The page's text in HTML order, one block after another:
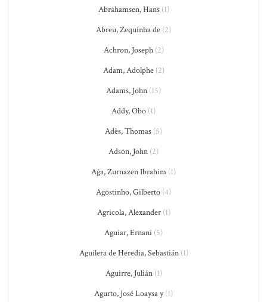
Abrahamsen, Hans(1)
Abreu, Zequinha de (2)
Achron, Joseph(2)
Adam, Adolphe(2)
Adams, John (15)
Addy, Obo (1)
Adès, Thomas (5)
Adson, John (2)
Ağa, Zurnazen Ibrahim (1)
Agostinho, Gilberto (4)
Agricola, Alexander(1)
Aguiar, Ernani (5)
Aguilera de Heredia, Sebastián(1)
Aguirre, Julián(1)
Agurto, José Loaysa y(1)